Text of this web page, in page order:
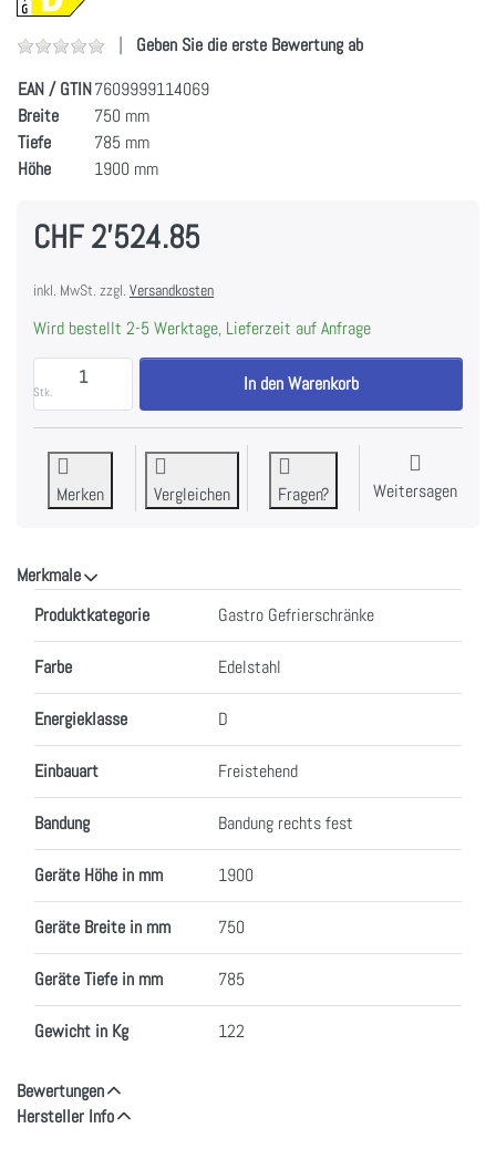
Geben Sie die erste Bewertung ab
EAN / GTIN7609999114069
Breite
750 mm
Tiefe
785 mm
Höhe
1900 mm
CHF 2'524.85
inkl. MwSt. zzgl. Versandkosten
Wird bestellt 2-5 Werktage, Lieferzeit auf Anfrage
Stk.
FORS CFS 550 GES Gastronomie- & Bäckerei-
In den Warenkorb
Merken Vergleichen Fragen? Weitersagen
Merkmale
Produktkategorie Gastro Gefrierschränke
Farbe Edelstahl
Energieklasse D
Einbauart Freistehend
Bandung Bandung rechts fest
Geräte Höhe in mm 1900
Geräte Breite in mm 750
Geräte Tiefe in mm 785
Gewicht in Kg 122
Bewertungen
Hersteller Info